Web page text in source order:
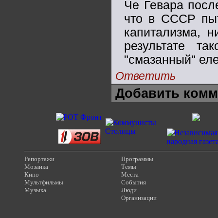
Че Гевара
что в СССР
капитализма,
результате
"смазанный"
Ответить
Добавить
Репортажи
Мозаика
Кино
Мультфильмы
Музыка
Программы
Темы
Места
События
Люди
Организации